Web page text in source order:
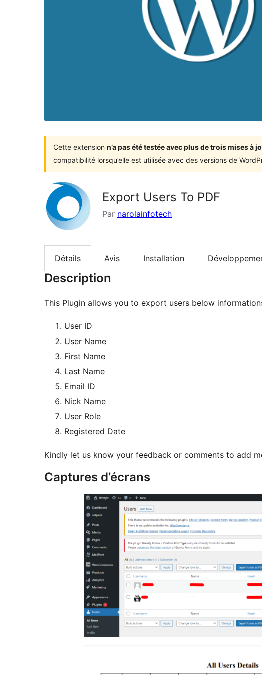
Cette extension n’a pas été testée avec plus de trois mises à
compatibilité lorsqu’elle est utilisée avec des versions de
Export Users To PDF
Par narolainfotech
Détails Avis Installation
Description
This Plugin allows you to export users below
User ID
User Name
First Name
Last Name
Email ID
Nick Name
User Role
Registered Date
Kindly let us know your feedback or comments to add
Captures d’écrans